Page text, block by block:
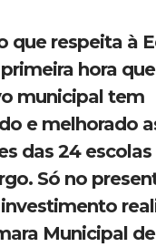
que respeita à
hora
municipal tem
e melhorado
das 24
Só no
Municipal